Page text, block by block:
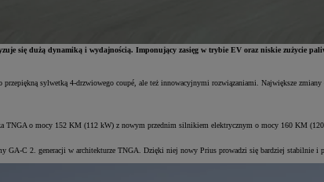
się dużą dynamiką i wydajnością. Imponujący zasięg w trybie EV oraz niskie zużycie
sylwetką 4-drzwiowego coupé, ale też innowacyjnymi rozwiązaniami. Największe
TNGA o mocy 152 KM (112 kW) z nowym przednim silnikiem elektrycznym o mocy 160 KM
GA-C 2. generacji w architekturze TNGA. Dzięki niej nowy Prius prowadzi się bardziej